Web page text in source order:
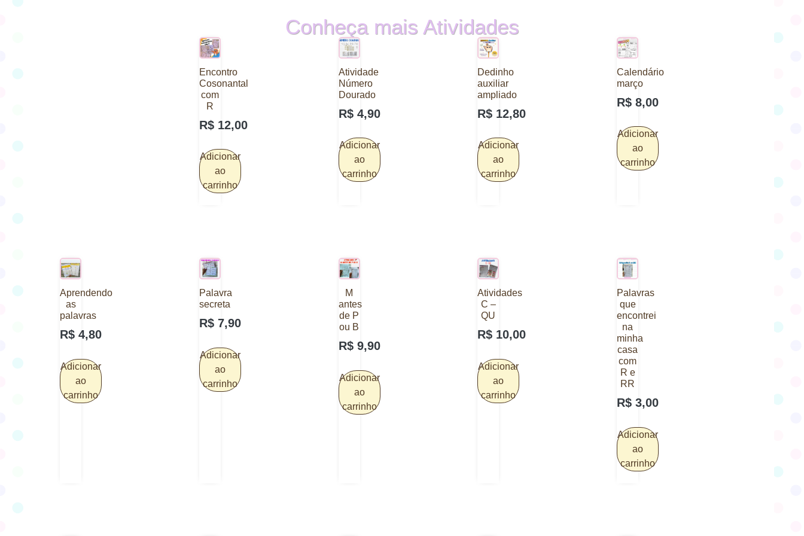
Conheça mais Atividades
Encontro
Cosonantal
com
R
R$12,00
Adicionar
ao
carrinho
Atividade
Número
Dourado
R$4,90
Adicionar
ao
carrinho
Dedinho
auxiliar
ampliado
R$ 12,80
Adicionar
ao
carrinho
Calendário
março
R$ 8,00
Adicionar
ao
carrinho
Aprendendo
as
palavras
R$ 4,80
Adicionar
ao
carrinho
Palavra
secreta
R$7,90
Adicionar
ao
carrinho
M
antes
de P
ou B
R$9,90
Adicionar
ao
carrinho
Atividades
C –
QU
R$ 10,00
Adicionar
ao
carrinho
Palavras
que
encontrei
na
minha
casa
com
R e
RR
R$ 3,00
Adicionar
ao
carrinho